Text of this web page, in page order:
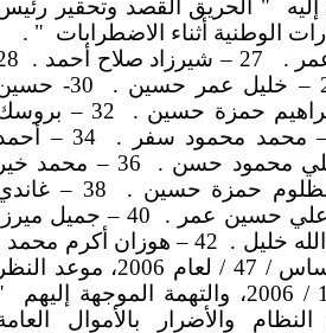
" الحريق القصد وتحقير
الوطنية أثناء الاضطرابات " .
27 – شيرزاد صلاح أحمد .
.
30-
32 –
34 –
36 – محمد
38 –
40 – جميل
42 – هوزان أكرم محمد
يحاكمون بالدعوى رقم أساس / 47 / لعام 2006، موعد
والأضرار بالأموال